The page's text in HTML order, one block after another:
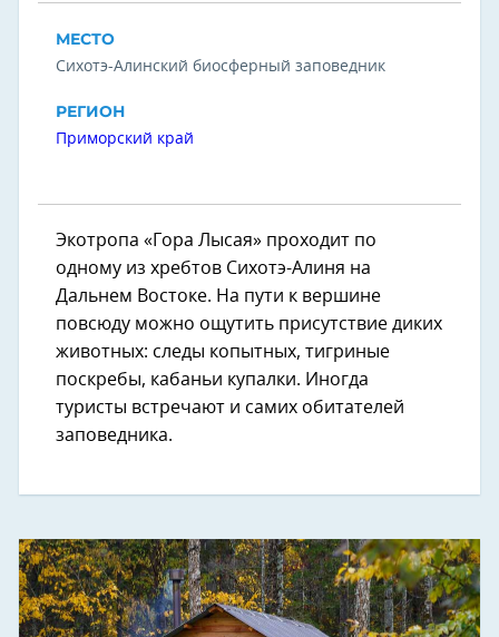
МЕСТО
Сихотэ-Алинский биосферный заповедник
РЕГИОН
Приморский край
Экотропа «Гора Лысая» проходит по
одному из хребтов Сихотэ-Алиня на
Дальнем Востоке. На пути к вершине
повсюду можно ощутить присутствие диких
животных: следы копытных, тигриные
поскребы, кабаньи купалки. Иногда
туристы встречают и самих обитателей
заповедника.